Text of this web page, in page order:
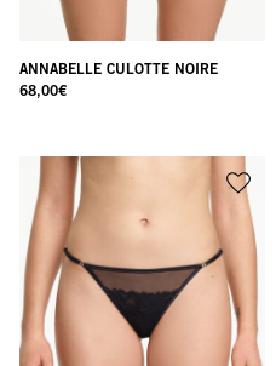
ANNABELLE CULOTTE NOIRE
68,00€